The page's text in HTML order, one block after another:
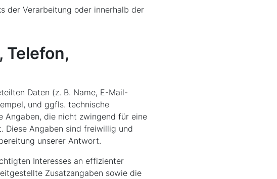
der Verarbeitung oder innerhalb der
Telefon,
Daten (z. B. Name, E-Mail-
und ggfls. technische
Angaben, die nicht zwingend für eine
Diese Angaben sind freiwillig und
unserer Antwort.
Interesses an effizienter
Zusatzangaben sowie die